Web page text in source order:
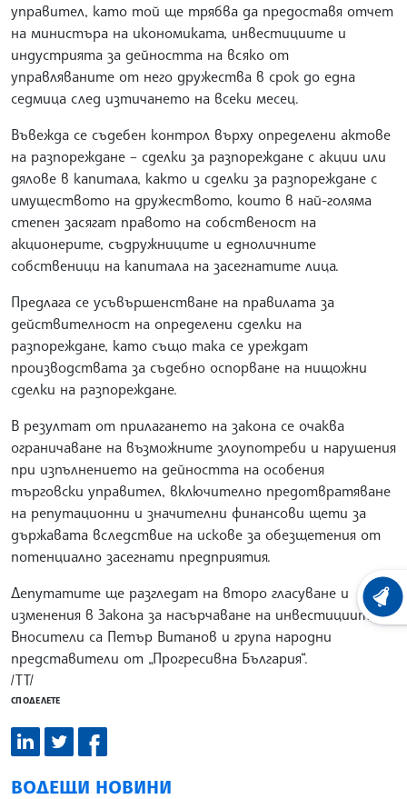
управител, като той ще трябва да предоставя отчет
на министъра на икономиката, инвестициите и
индустрията за дейността на всяко от
управляваните от него дружества в срок до една
седмица след изтичането на всеки месец.
Въвежда се съдебен контрол върху определени актове
на разпореждане – сделки за разпореждане с акции или
дялове в капитала, както и сделки за разпореждане с
имуществото на дружеството, които в най-голяма
степен засягат правото на собственост на
акционерите, съдружниците и едноличните
собственици на капитала на засегнатите лица.
Предлага се усъвършенстване на правилата за
действителност на определени сделки на
разпореждане, като също така се уреждат
производствата за съдебно оспорване на нищожни
сделки на разпореждане.
В резултат от прилагането на закона се очаква
ограничаване на възможните злоупотреби и нарушения
при изпълнението на дейността на особения
търговски управител, включително предотвратяване
на репутационни и значителни финансови щети за
държавата вследствие на искове за обезщетения от
потенциално засегнати предприятия.
Депутатите ще разгледат на второ гласуване и
изменения в Закона за насърчаване на инвестициите.
Вносители са Петър Витанов и група народни
представители от „Прогресивна България“.
/ТТ/
СПОДЕЛЕТЕ
ВОДЕЩИ НОВИНИ